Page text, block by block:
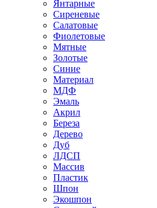
Янтарные
Сиреневые
Салатовые
Фиолетовые
Мятные
Золотые
Синие
Материал
МДФ
Эмаль
Акрил
Береза
Дерево
Дуб
ЛДСП
Массив
Пластик
Шпон
Экошпон